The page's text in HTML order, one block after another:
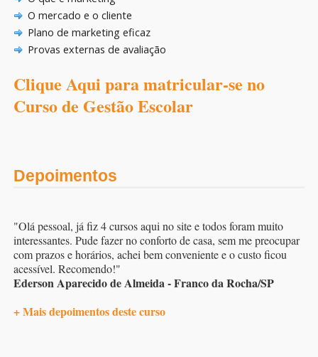
O mercado e o cliente
Plano de marketing eficaz
Provas externas de avaliação
Clique Aqui para matricular-se no
Curso de Gestão Escolar
Depoimentos
"Olá pessoal, já fiz 4 cursos aqui no site e todos foram muito
interessantes. Pude fazer no conforto de casa, sem me preocupar
com prazos e horários, achei bem conveniente e o custo ficou
acessível. Recomendo!"
Ederson Aparecido de Almeida - Franco da Rocha/SP
+ Mais depoimentos deste curso